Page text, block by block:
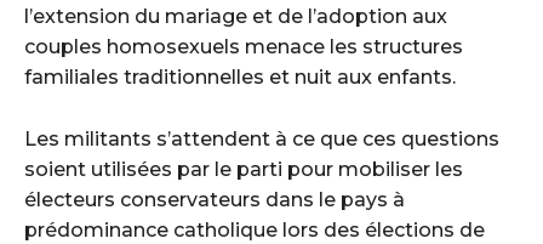
l’extension du mariage et de l’adoption aux
couples homosexuels menace les structures
familiales traditionnelles et nuit aux enfants.
Les militants s’attendent à ce que ces questions
soient utilisées par le parti pour mobiliser les
électeurs conservateurs dans le pays à
prédominance catholique lors des élections de